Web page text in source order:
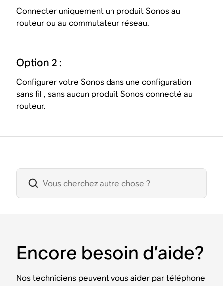
Connecter uniquement un produit Sonos au
routeur ou au commutateur réseau.
Option 2 :
Configurer votre Sonos dans une configuration
sans fil , sans aucun produit Sonos connecté au
routeur.
Encore besoin d’aide?
Nos techniciens peuvent vous aider par téléphone